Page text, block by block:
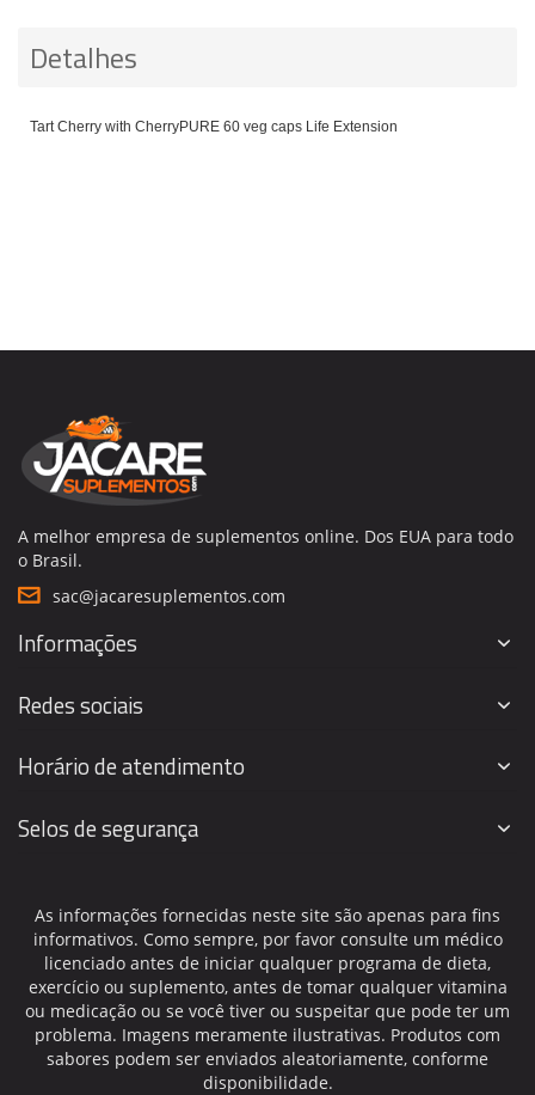
Detalhes
Tart Cherry with CherryPURE 60 veg caps Life Extension
A melhor empresa de suplementos online. Dos EUA para todo
o Brasil.
sac@jacaresuplementos.com
Informações
Redes sociais
Horário de atendimento
Selos de segurança
As informações fornecidas neste site são apenas para fins
informativos. Como sempre, por favor consulte um médico
licenciado antes de iniciar qualquer programa de dieta,
exercício ou suplemento, antes de tomar qualquer vitamina
ou medicação ou se você tiver ou suspeitar que pode ter um
problema. Imagens meramente ilustrativas. Produtos com
sabores podem ser enviados aleatoriamente, conforme
disponibilidade.